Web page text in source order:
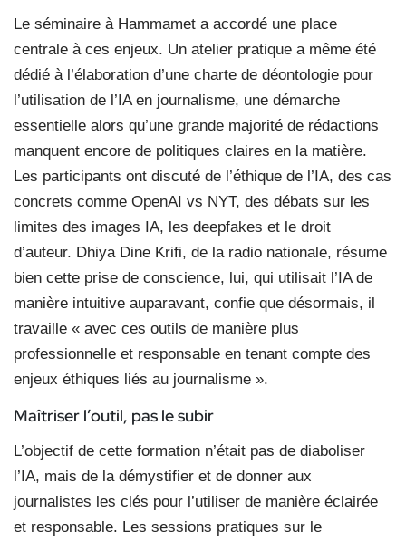
Le séminaire à Hammamet a accordé une place
centrale à ces enjeux. Un atelier pratique a même été
dédié à l’élaboration d’une charte de déontologie pour
l’utilisation de l’IA en journalisme, une démarche
essentielle alors qu’une grande majorité de rédactions
manquent encore de politiques claires en la matière.
Les participants ont discuté de l’éthique de l’IA, des cas
concrets comme OpenAI vs NYT, des débats sur les
limites des images IA, les deepfakes et le droit
d’auteur. Dhiya Dine Krifi, de la radio nationale, résume
bien cette prise de conscience, lui, qui utilisait l’IA de
manière intuitive auparavant, confie que désormais, il
travaille « avec ces outils de manière plus
professionnelle et responsable en tenant compte des
enjeux éthiques liés au journalisme ».
Maîtriser l’outil, pas le subir
L’objectif de cette formation n’était pas de diaboliser
l’IA, mais de la démystifier et de donner aux
journalistes les clés pour l’utiliser de manière éclairée
et responsable. Les sessions pratiques sur le